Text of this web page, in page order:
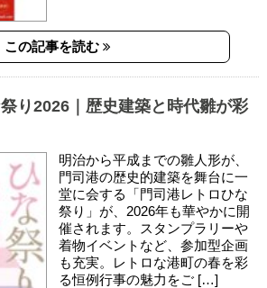
この記事を読む
り2026｜歴史建築と時代雛が彩
明治から平成までの雛人形が、
門司港の歴史的建築を舞台に一
堂に会する「門司港レトロひな
祭り」が、2026年も華やかに開
催されます。スタンプラリーや
着物イベントなど、参加型企画
も充実。レトロな港町の春を彩
る恒例行事の魅力をご […]